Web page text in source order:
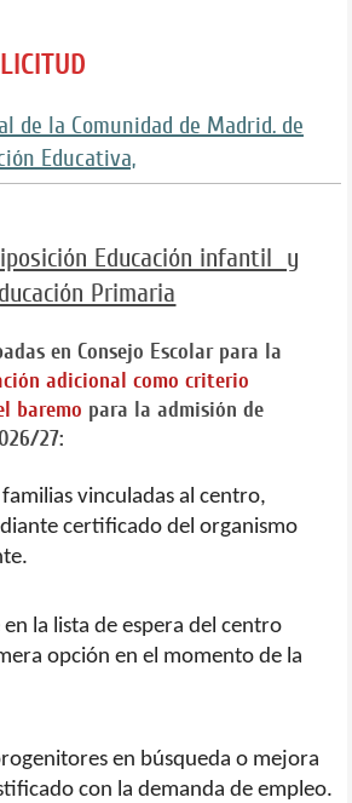
de la Comunidad de Madrid. de
Educativa,
Educación infantil y
Primaria
en Consejo Escolar para la
adicional como criterio
baremo para la admisión de
27:
vinculadas al centro,
certificado del organismo
la lista de espera del centro
opción en el momento de la
en búsqueda o mejora
con la demanda de empleo.